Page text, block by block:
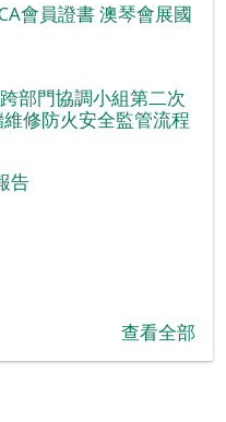
會員證書 澳琴會展國
部門協調小組第二次
修防火安全監管流程
告
查看全部